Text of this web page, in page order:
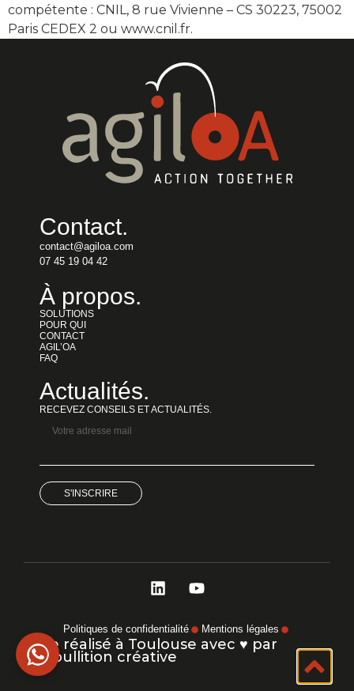
compétente : CNIL, 8 rue Vivienne – CS 30223, 75002
Paris CEDEX 2 ou www.cnil.fr.
Contact.
contact@agiloa.com
07 45 19 04 42
À propos.
SOLUTIONS
POUR QUI
CONTACT
AGIL’OA
FAQ
Actualités.
RECEVEZ CONSEILS ET ACTUALITÉS.
Politiques de confidentialité Mentions légales
Site réalisé à Toulouse avec ♥ par
L’ébullition créative